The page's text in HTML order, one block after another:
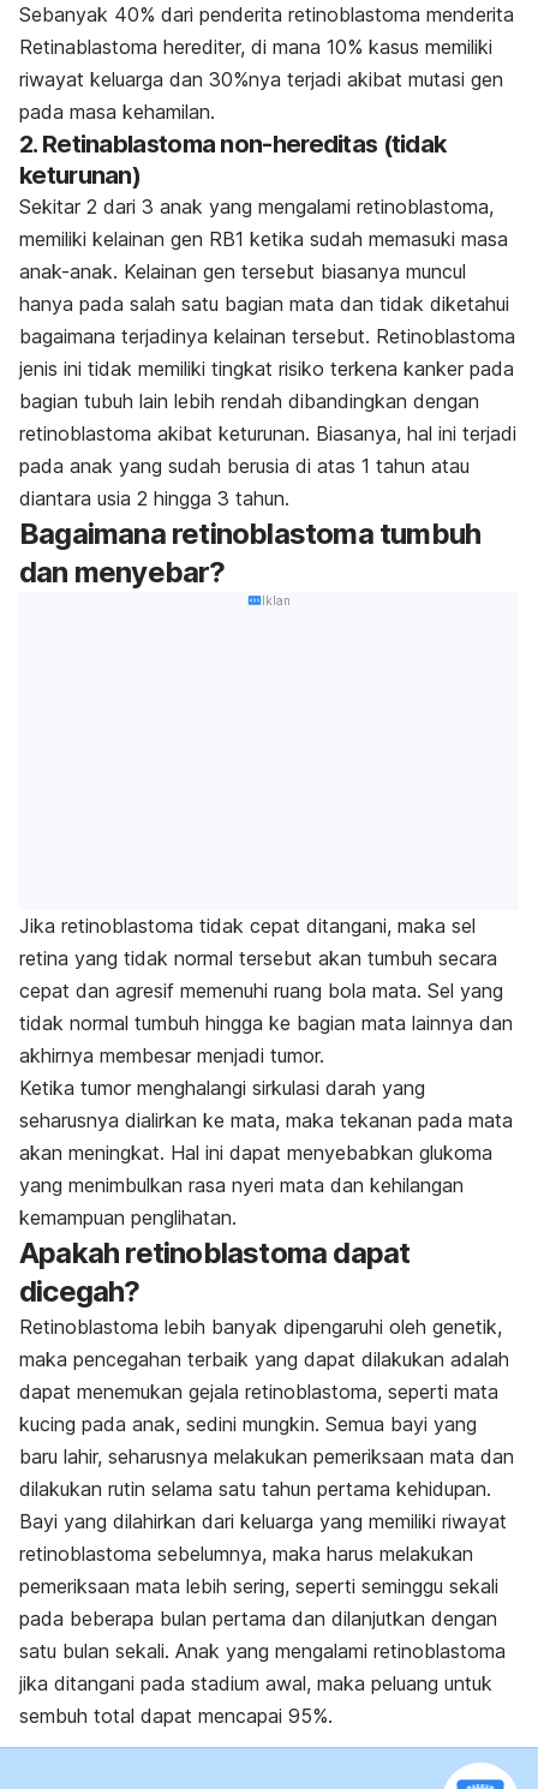
Sebanyak 40% dari penderita retinoblastoma menderita
Retinablastoma herediter, di mana 10% kasus memiliki
riwayat keluarga dan 30%nya terjadi akibat mutasi gen
pada masa kehamilan.
2. Retinablastoma non-hereditas (tidak
keturunan)
Sekitar 2 dari 3 anak yang mengalami retinoblastoma,
memiliki kelainan gen RB1 ketika sudah memasuki masa
anak-anak. Kelainan gen tersebut biasanya muncul
hanya pada salah satu bagian mata dan tidak diketahui
bagaimana terjadinya kelainan tersebut. Retinoblastoma
jenis ini tidak memiliki tingkat risiko terkena kanker pada
bagian tubuh lain lebih rendah dibandingkan dengan
retinoblastoma akibat keturunan. Biasanya, hal ini terjadi
pada anak yang sudah berusia di atas 1 tahun atau
diantara usia 2 hingga 3 tahun.
Bagaimana retinoblastoma tumbuh
dan menyebar?
Iklan
Jika retinoblastoma tidak cepat ditangani, maka sel
retina yang tidak normal tersebut akan tumbuh secara
cepat dan agresif memenuhi ruang bola mata. Sel yang
tidak normal tumbuh hingga ke bagian mata lainnya dan
akhirnya membesar menjadi tumor.
Ketika tumor menghalangi sirkulasi darah yang
seharusnya dialirkan ke mata, maka tekanan pada mata
akan meningkat. Hal ini dapat menyebabkan glukoma
yang menimbulkan rasa nyeri mata dan kehilangan
kemampuan penglihatan.
Apakah retinoblastoma dapat
dicegah?
Retinoblastoma lebih banyak dipengaruhi oleh genetik,
maka pencegahan terbaik yang dapat dilakukan adalah
dapat menemukan gejala retinoblastoma, seperti mata
kucing pada anak, sedini mungkin. Semua bayi yang
baru lahir, seharusnya melakukan pemeriksaan mata dan
dilakukan rutin selama satu tahun pertama kehidupan.
Bayi yang dilahirkan dari keluarga yang memiliki riwayat
retinoblastoma sebelumnya, maka harus melakukan
pemeriksaan mata lebih sering, seperti seminggu sekali
pada beberapa bulan pertama dan dilanjutkan dengan
satu bulan sekali. Anak yang mengalami retinoblastoma
jika ditangani pada stadium awal, maka peluang untuk
sembuh total dapat mencapai 95%.